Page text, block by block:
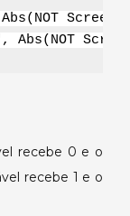
recebe 0 e o
recebe 1 e o